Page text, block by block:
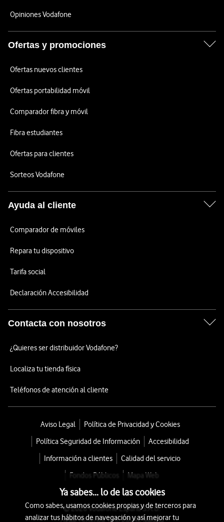
Opiniones Vodafone
Ofertas y promociones
Ofertas nuevos clientes
Ofertas portabilidad móvil
Comparador fibra y móvil
Fibra estudiantes
Ofertas para clientes
Sorteos Vodafone
Ayuda al cliente
Comparador de móviles
Repara tu dispositivo
Tarifa social
Declaración Accesibilidad
Contacta con nosotros
¿Quieres ser distribuidor Vodafone?
Localiza tu tienda física
Teléfonos de atención al cliente
Aviso Legal
Política de Privacidad y Cookies
Política Seguridad de Información
Accesibilidad
Información a clientes
Calidad del servicio
Fondos Públicos
Mapa Web
© 2026 Vodafone España S.A.U.
Avda. América 115, 28042 Madrid
Ya sabes... lo de las cookies
Como sabes, usamos cookies propias y de terceros para
analizar tus hábitos de navegación y así mejorar tu